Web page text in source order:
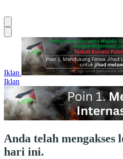
Iklan
Iklan
Anda telah mengakses
hari ini.